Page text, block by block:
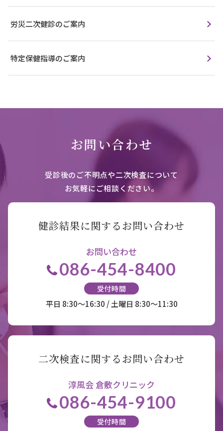
労災二次健診のご案内
特定保健指導のご案内
お問い合わせ
受診後のご不明点や二次検査について
お気軽にご相談ください。
健診結果に関するお問い合わせ
お問い合わせ
086-454-8400
受付時間
平日 8:30～16:30 / 土曜日 8:30～11:30
二次検査に関するお問い合わせ
淳風会 倉敷クリニック
086-454-9100
受付時間